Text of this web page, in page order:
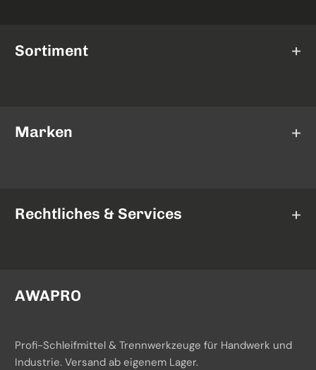
Sortiment
Trennscheiben
Schleifrollen
Marken
Mirka
TAF Abrasivi
Rechtliches & Services
Widerrufsrecht
Batteriegesetzhinweise
AWAPRO
Profi-Schleifmittel & Trennwerkzeuge für Handwerk und
Industrie. Versand ab eigenem Lager.